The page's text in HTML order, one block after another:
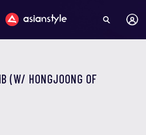
(W/ HONGJOONG OF